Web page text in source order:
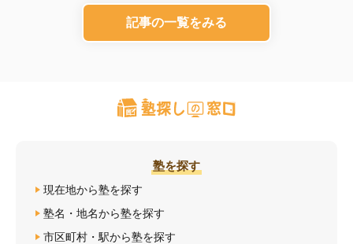
記事の一覧をみる
塾を探す
現在地から塾を探す
塾名・地名から塾を探す
市区町村・駅から塾を探す